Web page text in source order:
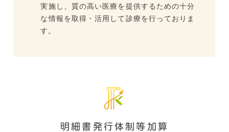
実施し、質の高い医療を提供するための十分
な情報を取得・活用して診療を行っておりま
す。
明細書発行体制等加算